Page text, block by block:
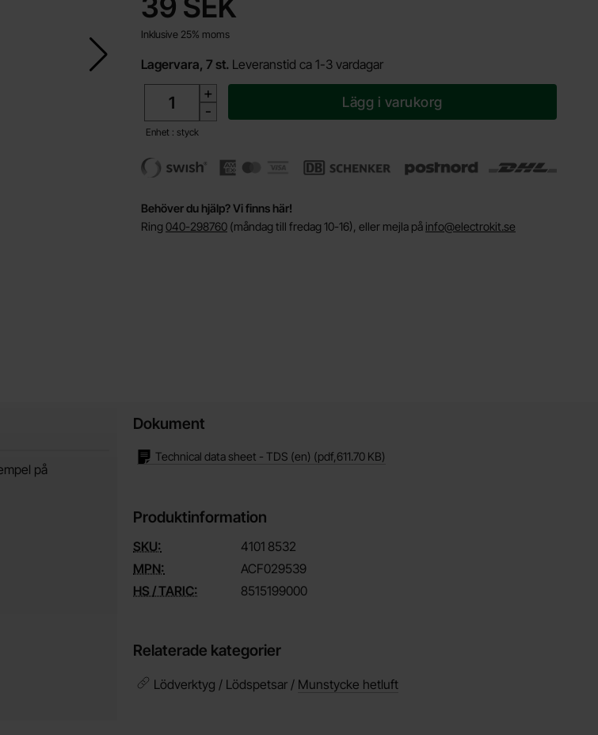
Inklusive 25% moms
Lagervara, 7 st. Leveranstid ca 1-3 vardagar
+
-
Enhet : styck
Lägg i varukorg
Behöver du hjälp? Vi finns här!
Ring 040-298760 (måndag till fredag 10-16), eller mejla på info@electrokit.se
på
Dokument
Technical data sheet - TDS (en) (pdf,611.70 KB)
Produktinformation
SKU: 4101 8532
MPN:
ACF029539
HS / TARIC:
8515199000
Relaterade kategorier
Lödverktyg / Lödspetsar / Munstycke hetluft